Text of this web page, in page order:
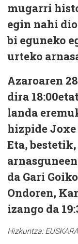
mugarri
egin nahi
bi eguneko
urteko
Azaroaren
dira
landa
hizpide
Eta,
da Gari
Ondoren,
izango da
Hizkuntza:EUSKARA